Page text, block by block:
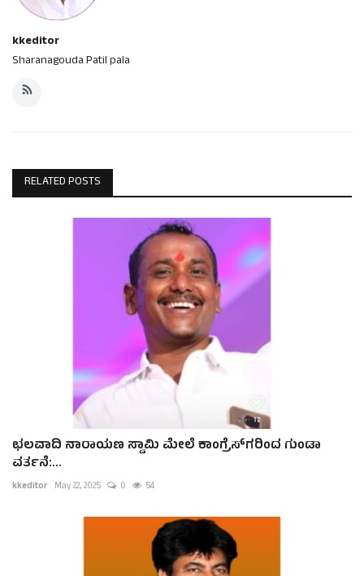
kkeditor
Sharanagouda Patil pala
RELATED POSTS
ಛಲವಾದಿ ನಾರಾಯಣ ಸ್ವಾಮಿ ಮೇಲೆ ಕಾಂಗ್ರೆಸ್‌ಗರಿಂದ ಗುಂಡಾ
ವರ್ತನೆ:...
kkeditor May 22, 2025 0 54